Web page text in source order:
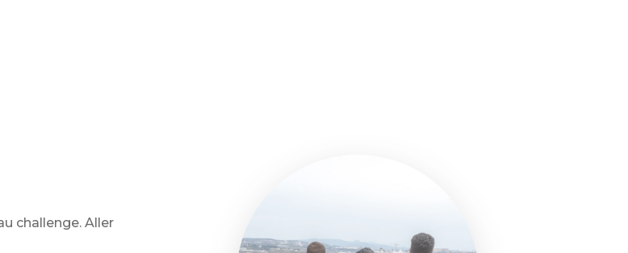
challenge. Aller